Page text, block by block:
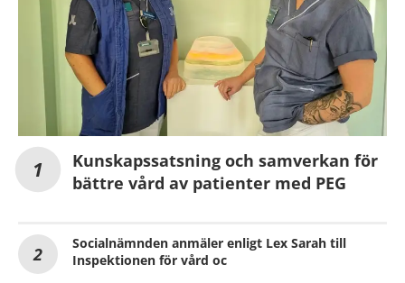
Kunskapssatsning och samverkan för
bättre vård av patienter med PEG
Socialnämnden anmäler enligt Lex Sarah till
Inspektionen för vård oc